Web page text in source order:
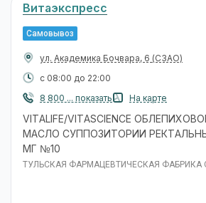
Витаэкспресс
Самовывоз
ул. Академика Бочвара, 6 (СЗАО)
с 08:00 до 22:00
8 800 ... показать
На карте
VITALIFE/VITASCIENCE
МАСЛО СУППОЗИТОРИИ
МГ №10
ТУЛЬСКАЯ ФАРМАЦЕВТИЧЕСКАЯ ФАБРИКА